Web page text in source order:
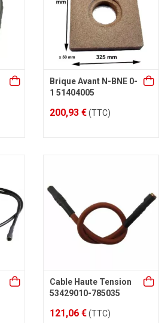
Brique Avant N-BNE 0-
1 51404005
200,93 €(TTC)
Cable Haute Tension
53429010-785035
121,06 €(TTC)